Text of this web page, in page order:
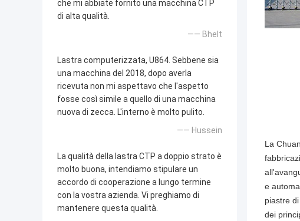
che mi abbiate fornito una macchina CTP
di alta qualità.
—— Bhelt
Lastra computerizzata, U864. Sebbene sia
una macchina del 2018, dopo averla
ricevuta non mi aspettavo che l'aspetto
fosse così simile a quello di una macchina
nuova di zecca. L'interno è molto pulito.
—— Hussein
La qualità della lastra CTP a doppio strato è
molto buona, intendiamo stipulare un
accordo di cooperazione a lungo termine
con la vostra azienda. Vi preghiamo di
mantenere questa qualità.
La
e
piastre
dei